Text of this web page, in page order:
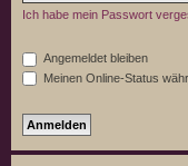
Ich habe mein Passwort
Angemeldet bleiben
Meinen Online-Status